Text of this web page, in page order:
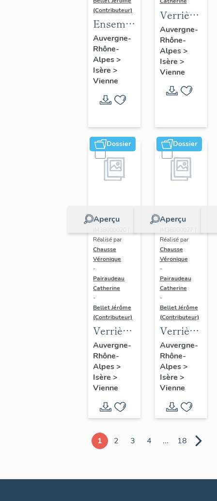
(Contributeur)
Ensemble
de 6
verrières
figurées
Auvergne-
Rhône-
Alpes>
Isère >
Vienne
Verrière
: les trois
Vertus
théologales
(baie 5),
verrière
Auvergne-
Rhône-
Alpes>
Isère >
Vienne
Dossier
Aperçu
Dossier
Réalisé par
Chausse
Véronique
-
Pairaudeau
Catherine
-
Bellet Jérôme
(Contributeur)
Verrière
: martyrs
de la
légion
thébaine
(baie
101),
à
personnages
Auvergne-
Rhône-
Alpes>
Isère >
Vienne
Dossier
Aperçu
Dossier
Réalisé par
Chausse
Véronique
-
Pairaudeau
Catherine
-
Bellet Jérôme
(Contributeur)
Verrière
(baie
132),
verrière
héraldique
Auvergne-
Rhône-
Alpes>
Isère >
Vienne
1 2 3 4 ... 18